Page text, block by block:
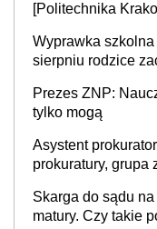
[Politechnika
Wyprawka szkolna
sierpniu rodzice
ponad 1 tys. zł
Prezes ZNP:
tylko mogą
Asystent
prokuratury, grupa
Skarga do sądu
matury. Czy takie